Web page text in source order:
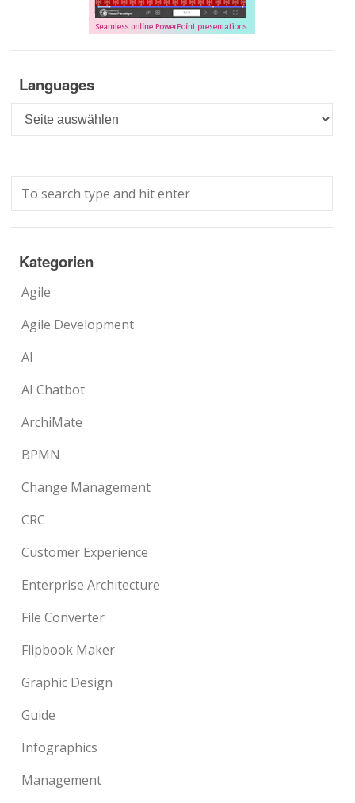
Languages
Languages
Kategorien
Agile
Agile Development
AI
AI Chatbot
ArchiMate
BPMN
Change Management
CRC
Customer Experience
Enterprise Architecture
File Converter
Flipbook Maker
Graphic Design
Guide
Infographics
Management